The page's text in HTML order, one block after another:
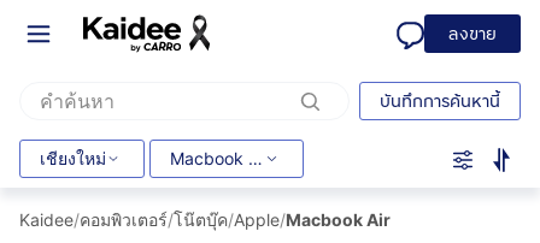
ลงขาย
บันทึกการค้นหานี้
เชียงใหม่ Macbook Air
Kaidee/คอมพิวเตอร์/โน๊ตบุ๊ค/Apple/Macbook Air